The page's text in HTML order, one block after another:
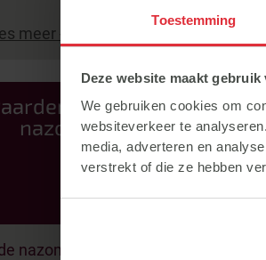
Toestemming
Deze website maakt gebruik
We gebruiken cookies om
websiteverkeer te
media, adverteren en
verstrekt of die ze hebben
meer ->
advies voor de
nazomer en de herfst
nazomer en de herfst wordt de